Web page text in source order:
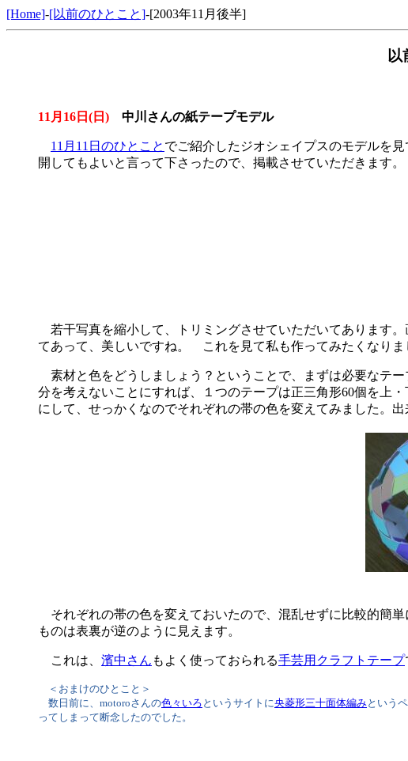
[Home]-[以前のひとこと]-[2003年11月後半]
11月16日(日) 中川さんの紙テープモデル
11月11日のひとこと でご紹介したジオシェイプスのモデルを見
開してもよいと言って下さったので、掲載させていただきます。
若干写真を縮小して、トリミングさせていただいてあります
てあって、美しいですね。 これを見て私も作ってみたくなりま
素材と色をどうしましょう？ということで、まずは必要なテ
分を考えないことにすれば、１つのテープは正三角形60個を
にして、せっかくなのでそれぞれの帯の色を変えてみました。
それぞれの帯の色を変えておいたので、混乱せずに比較的簡
ものは表裏が逆のように見えます。
これは、 濱中さん もよく使っておられる手芸用クラフトテープ
＜おまけのひとこと＞
数日前に、motoroさんの色々いろ というサイトに央菱形三十面体編みという
ってしまって断念したのでした。